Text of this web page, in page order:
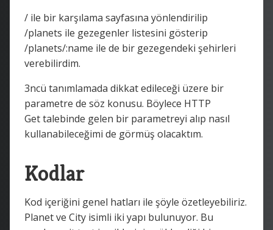
/ ile bir karşılama sayfasına yönlendirilip
/planets ile gezegenler listesini gösterip
/planets/:name ile de bir gezegendeki şehirleri
verebilirdim.
3ncü tanımlamada dikkat edileceği üzere bir
parametre de söz konusu. Böylece HTTP
Get talebinde gelen bir parametreyi alıp nasıl
kullanabileceğimi de görmüş olacaktım.
Kodlar
Kod içeriğini genel hatları ile şöyle özetleyebiliriz.
Planet ve City isimli iki yapı bulunuyor. Bu